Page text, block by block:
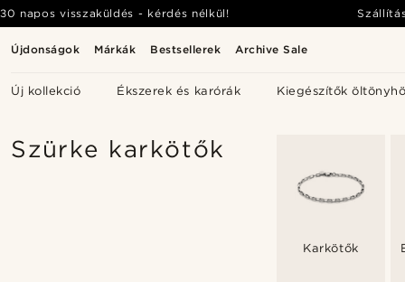
Újdonságok Márkák Bestsellerek Archive Sale
Új kollekció Ékszerek és karórák Kiegészítők
30 napos visszaküldés - kérdés nélkül!
Szürke karkötők
Karkötők